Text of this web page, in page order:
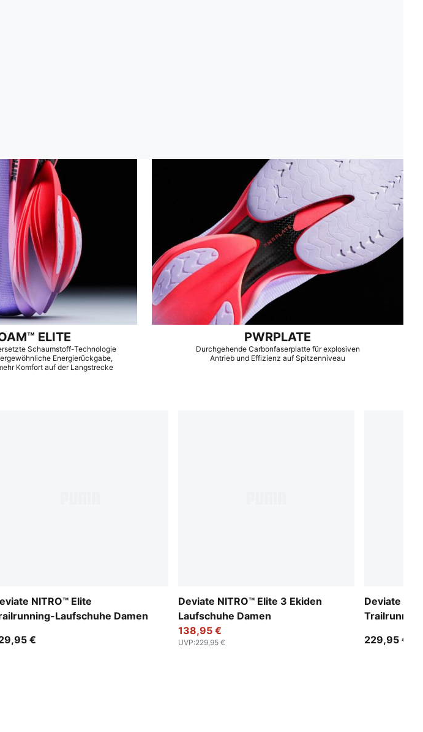
ELITE
Schaumstoff-Technologie
Energierückgabe,
Komfort auf der Langstrecke
PWRPLATE
Durchgehende Carbonfaserplatte für explosiven
Antrieb und Effizienz auf Spitzenniveau
NITRO™ Elite
Laufschuhe Damen
€
Deviate NITRO™ Elite 3 Ekiden
Laufschuhe Damen
138,95 €
UVP:229,95 €
Deviate
229,95 €